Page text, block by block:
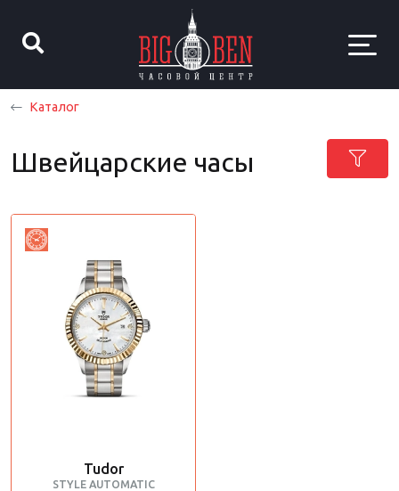
Каталог
Швейцарские часы
Tudor
STYLE AUTOMATIC